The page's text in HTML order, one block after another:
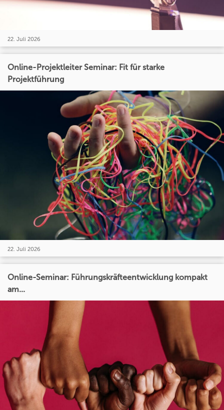
22. Juli 2026
Online-Projektleiter Seminar: Fit für starke
Projektführung
22. Juli 2026
Online-Seminar: Führungskräfteentwicklung kompakt
am...